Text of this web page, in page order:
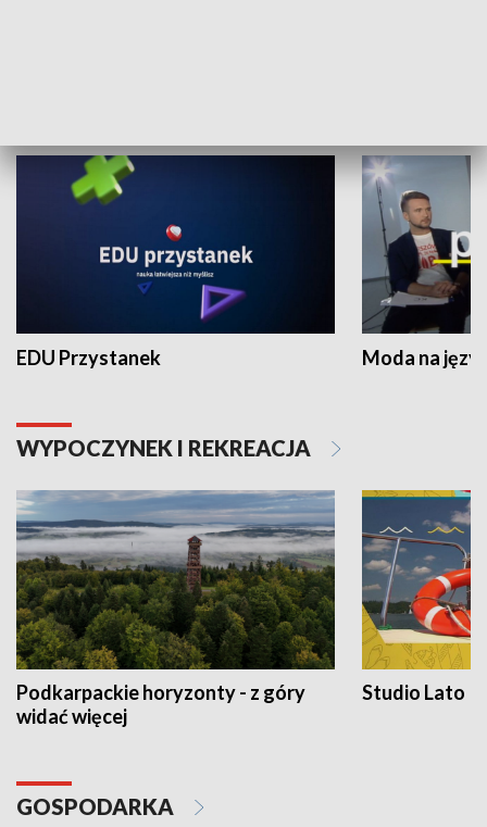
EDU Przystanek Moda na
WYPOCZYNEK I REKREACJA
Podkarpackie horyzonty - z góry
widać więcej
Studio Lato
GOSPODARKA